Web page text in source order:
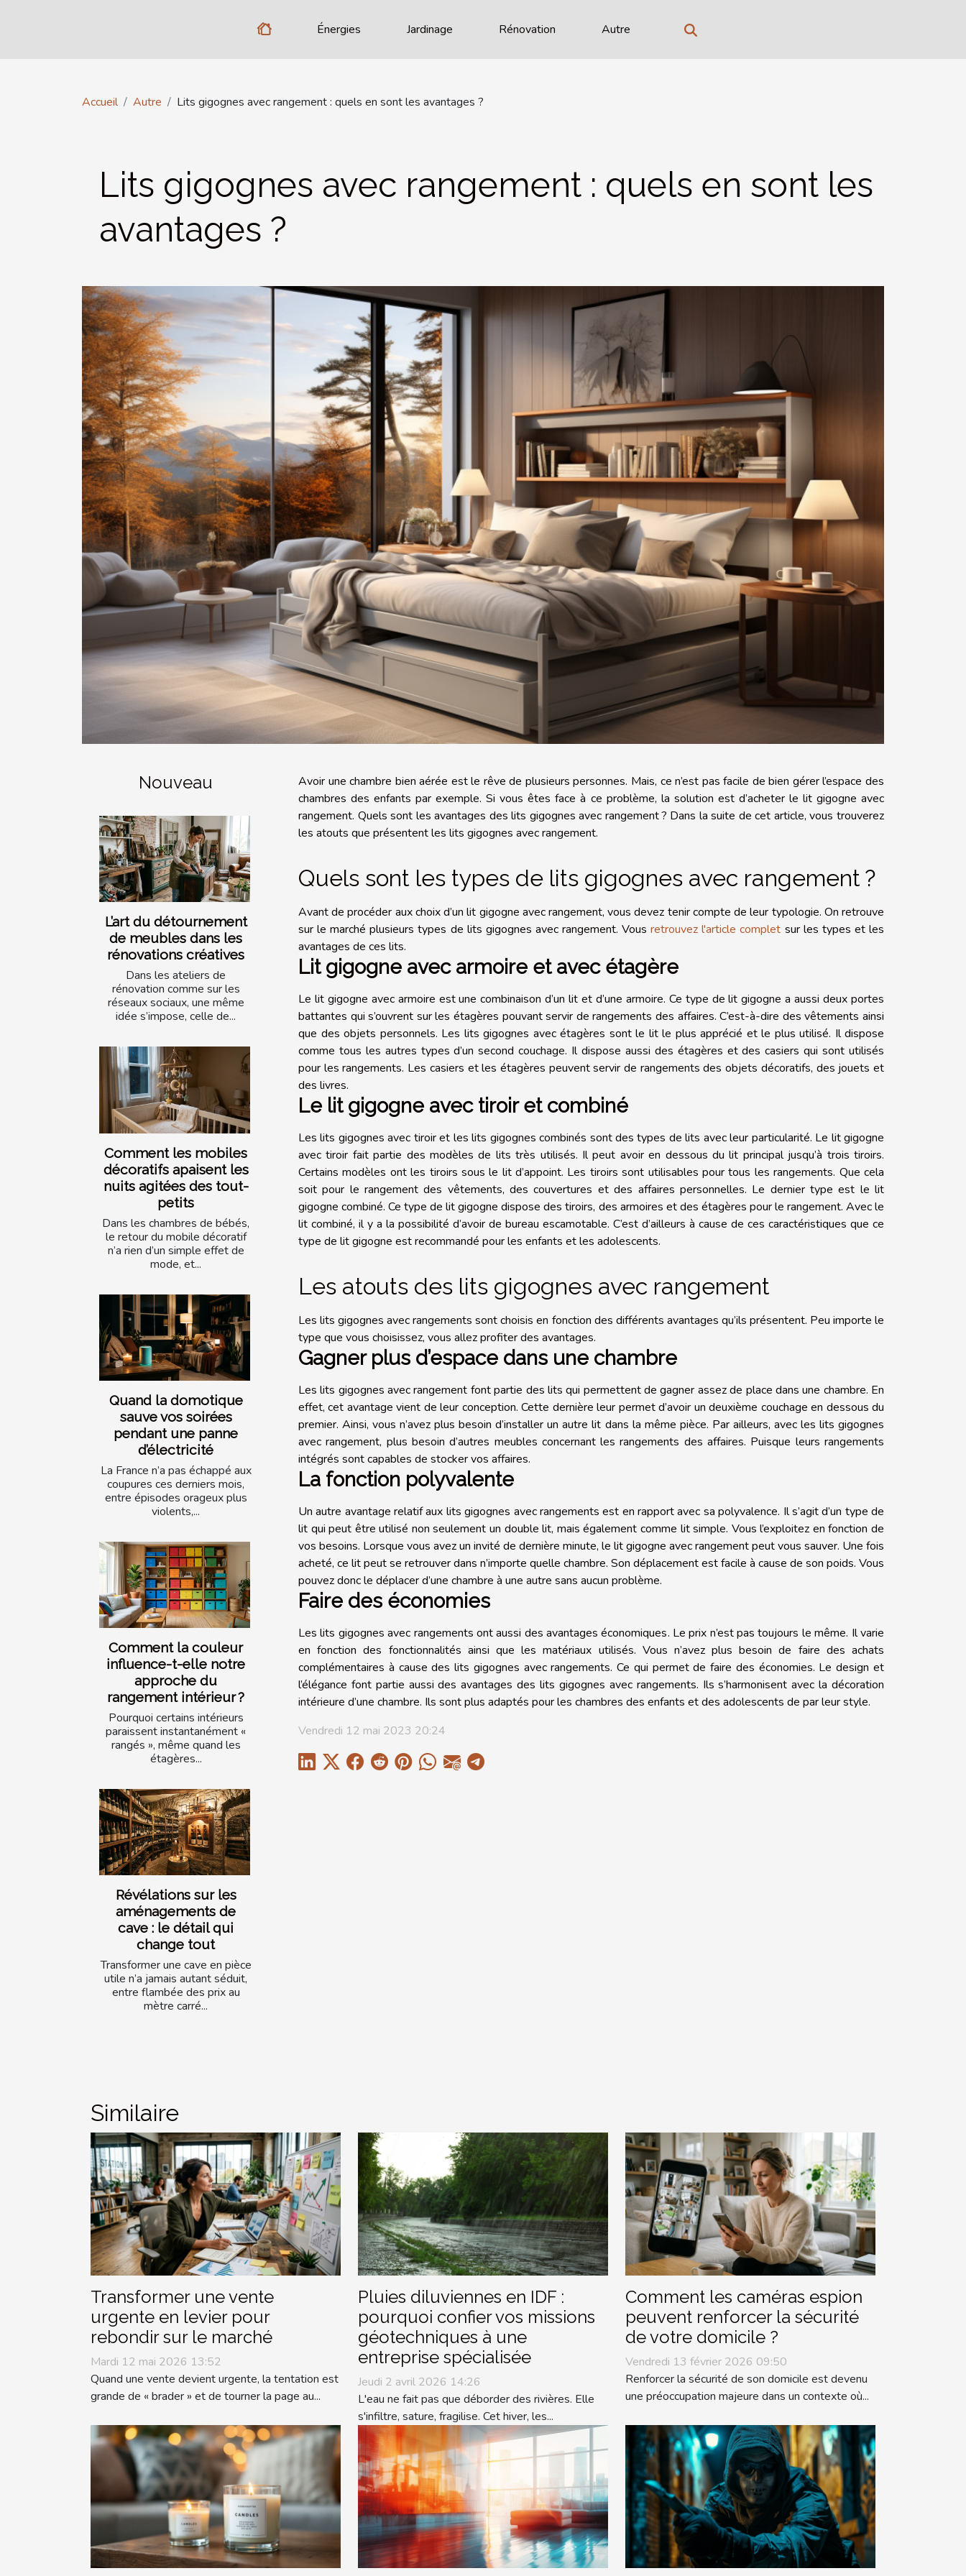
Énergies Jardinage Rénovation Autre
Accueil Autre Lits gigognes avec rangement : quels en sont les avantages ?
Lits gigognes avec rangement : quels en sont les
avantages ?
Nouveau
L’art du détournement
de meubles dans les
rénovations créatives
Dans les ateliers de
rénovation comme sur les
réseaux sociaux, une même
idée s’impose, celle de...
Comment les mobiles
décoratifs apaisent les
nuits agitées des tout-
petits
Dans les chambres de bébés,
le retour du mobile décoratif
n’a rien d’un simple effet de
mode, et...
Quand la domotique
sauve vos soirées
pendant une panne
d’électricité
La France n’a pas échappé aux
coupures ces derniers mois,
entre épisodes orageux plus
violents,...
Comment la couleur
influence-t-elle notre
approche du
rangement intérieur ?
Pourquoi certains intérieurs
paraissent instantanément «
rangés », même quand les
étagères...
Révélations sur les
aménagements de
cave : le détail qui
change tout
Transformer une cave en pièce
utile n’a jamais autant séduit,
entre flambée des prix au
mètre carré...
Avoir une chambre bien aérée est le rêve de plusieurs personnes. Mais, ce n’est pas facile de bien gérer l’espace des
chambres des enfants par exemple. Si vous êtes face à ce problème, la solution est d’acheter le lit gigogne avec
rangement. Quels sont les avantages des lits gigognes avec rangement ? Dans la suite de cet article, vous trouverez
les atouts que présentent les lits gigognes avec rangement.
Quels sont les types de lits gigognes avec rangement ?
Avant de procéder aux choix d’un lit gigogne avec rangement, vous devez tenir compte de leur typologie. On retrouve
sur le marché plusieurs types de lits gigognes avec rangement. Vousretrouvez l'article complet sur les types et les
avantages de ces lits.
Lit gigogne avec armoire et avec étagère
Le lit gigogne avec armoire est une combinaison d’un lit et d’une armoire. Ce type de lit gigogne a aussi deux portes
battantes qui s’ouvrent sur les étagères pouvant servir de rangements des affaires. C’est-à-dire des vêtements ainsi
que des objets personnels. Les lits gigognes avec étagères sont le lit le plus apprécié et le plus utilisé. Il dispose
comme tous les autres types d’un second couchage. Il dispose aussi des étagères et des casiers qui sont utilisés
pour les rangements. Les casiers et les étagères peuvent servir de rangements des objets décoratifs, des jouets et
des livres.
Le lit gigogne avec tiroir et combiné
Les lits gigognes avec tiroir et les lits gigognes combinés sont des types de lits avec leur particularité. Le lit gigogne
avec tiroir fait partie des modèles de lits très utilisés. Il peut avoir en dessous du lit principal jusqu’à trois tiroirs.
Certains modèles ont les tiroirs sous le lit d’appoint. Les tiroirs sont utilisables pour tous les rangements. Que cela
soit pour le rangement des vêtements, des couvertures et des affaires personnelles. Le dernier type est le lit
gigogne combiné. Ce type de lit gigogne dispose des tiroirs, des armoires et des étagères pour le rangement. Avec le
lit combiné, il y a la possibilité d’avoir de bureau escamotable. C’est d’ailleurs à cause de ces caractéristiques que ce
type de lit gigogne est recommandé pour les enfants et les adolescents.
Les atouts des lits gigognes avec rangement
Les lits gigognes avec rangements sont choisis en fonction des différents avantages qu’ils présentent. Peu importe le
type que vous choisissez, vous allez profiter des avantages.
Gagner plus d’espace dans une chambre
Les lits gigognes avec rangement font partie des lits qui permettent de gagner assez de place dans une chambre. En
effet, cet avantage vient de leur conception. Cette dernière leur permet d’avoir un deuxième couchage en dessous du
premier. Ainsi, vous n’avez plus besoin d’installer un autre lit dans la même pièce. Par ailleurs, avec les lits gigognes
avec rangement, plus besoin d’autres meubles concernant les rangements des affaires. Puisque leurs rangements
intégrés sont capables de stocker vos affaires.
La fonction polyvalente
Un autre avantage relatif aux lits gigognes avec rangements est en rapport avec sa polyvalence. Il s’agit d’un type de
lit qui peut être utilisé non seulement un double lit, mais également comme lit simple. Vous l’exploitez en fonction de
vos besoins. Lorsque vous avez un invité de dernière minute, le lit gigogne avec rangement peut vous sauver. Une fois
acheté, ce lit peut se retrouver dans n’importe quelle chambre. Son déplacement est facile à cause de son poids. Vous
pouvez donc le déplacer d’une chambre à une autre sans aucun problème.
Faire des économies
Les lits gigognes avec rangements ont aussi des avantages économiques. Le prix n’est pas toujours le même. Il varie
en fonction des fonctionnalités ainsi que les matériaux utilisés. Vous n’avez plus besoin de faire des achats
complémentaires à cause des lits gigognes avec rangements. Ce qui permet de faire des économies. Le design et
l’élégance font partie aussi des avantages des lits gigognes avec rangements. Ils s’harmonisent avec la décoration
intérieure d’une chambre. Ils sont plus adaptés pour les chambres des enfants et des adolescents de par leur style.
Vendredi 12 mai 2023 20:24
Similaire
Transformer une vente
urgente en levier pour
rebondir sur le marché
Mardi 12 mai 2026 13:52
Quand une vente devient urgente, la tentation est
grande de « brader » et de tourner la page au...
Pluies diluviennes en IDF :
pourquoi confier vos missions
géotechniques à une
entreprise spécialisée
Jeudi 2 avril 2026 14:26
L'eau ne fait pas que déborder des rivières. Elle
s'infiltre, sature, fragilise. Cet hiver, les...
Comment les caméras espion
peuvent renforcer la sécurité
de votre domicile ?
Vendredi 13 février 2026 09:50
Renforcer la sécurité de son domicile est devenu
une préoccupation majeure dans un contexte où...